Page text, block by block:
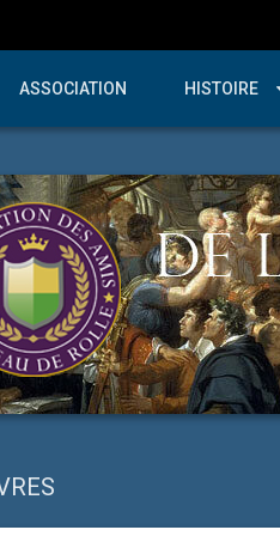
ASSOCIATION HISTOIRE